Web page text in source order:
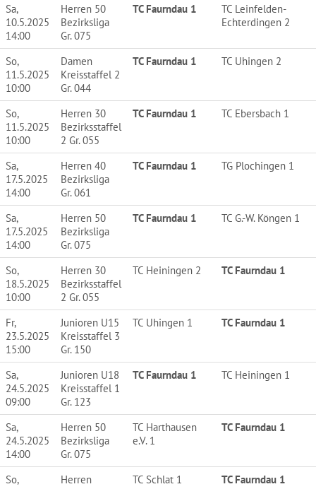
Sa,
10.5.2025
14:00
Herren 50
Bezirksliga
Gr. 075
TC Faurndau 1
TC Leinfelden-
Echterdingen 2
So,
11.5.2025
10:00
Damen
Kreisstaffel 2
Gr. 044
TC Faurndau 1 TC Uhingen 2
So,
11.5.2025
10:00
Herren 30
Bezirksstaffel
2 Gr. 055
TC Faurndau 1 TC Ebersbach 1
Sa,
17.5.2025
14:00
Herren 40
Bezirksliga
Gr. 061
TC Faurndau 1 TG Plochingen 1
Sa,
17.5.2025
14:00
Herren 50
Bezirksliga
Gr. 075
TC Faurndau 1 TC G.-W. Köngen 1
So,
18.5.2025
10:00
Herren 30
Bezirksstaffel
2 Gr. 055
TC Heiningen 2 TC Faurndau 1
Fr,
23.5.2025
15:00
Junioren U15
Kreisstaffel 3
Gr. 150
TC Uhingen 1 TC Faurndau 1
Sa,
24.5.2025
09:00
Junioren U18
Kreisstaffel 1
Gr. 123
TC Faurndau 1 TC Heiningen 1
Sa,
24.5.2025
14:00
Herren 50
Bezirksliga
Gr. 075
TC Harthausen
e.V. 1
TC Faurndau 1
So,
Herren
TC Schlat 1 TC Faurndau 1